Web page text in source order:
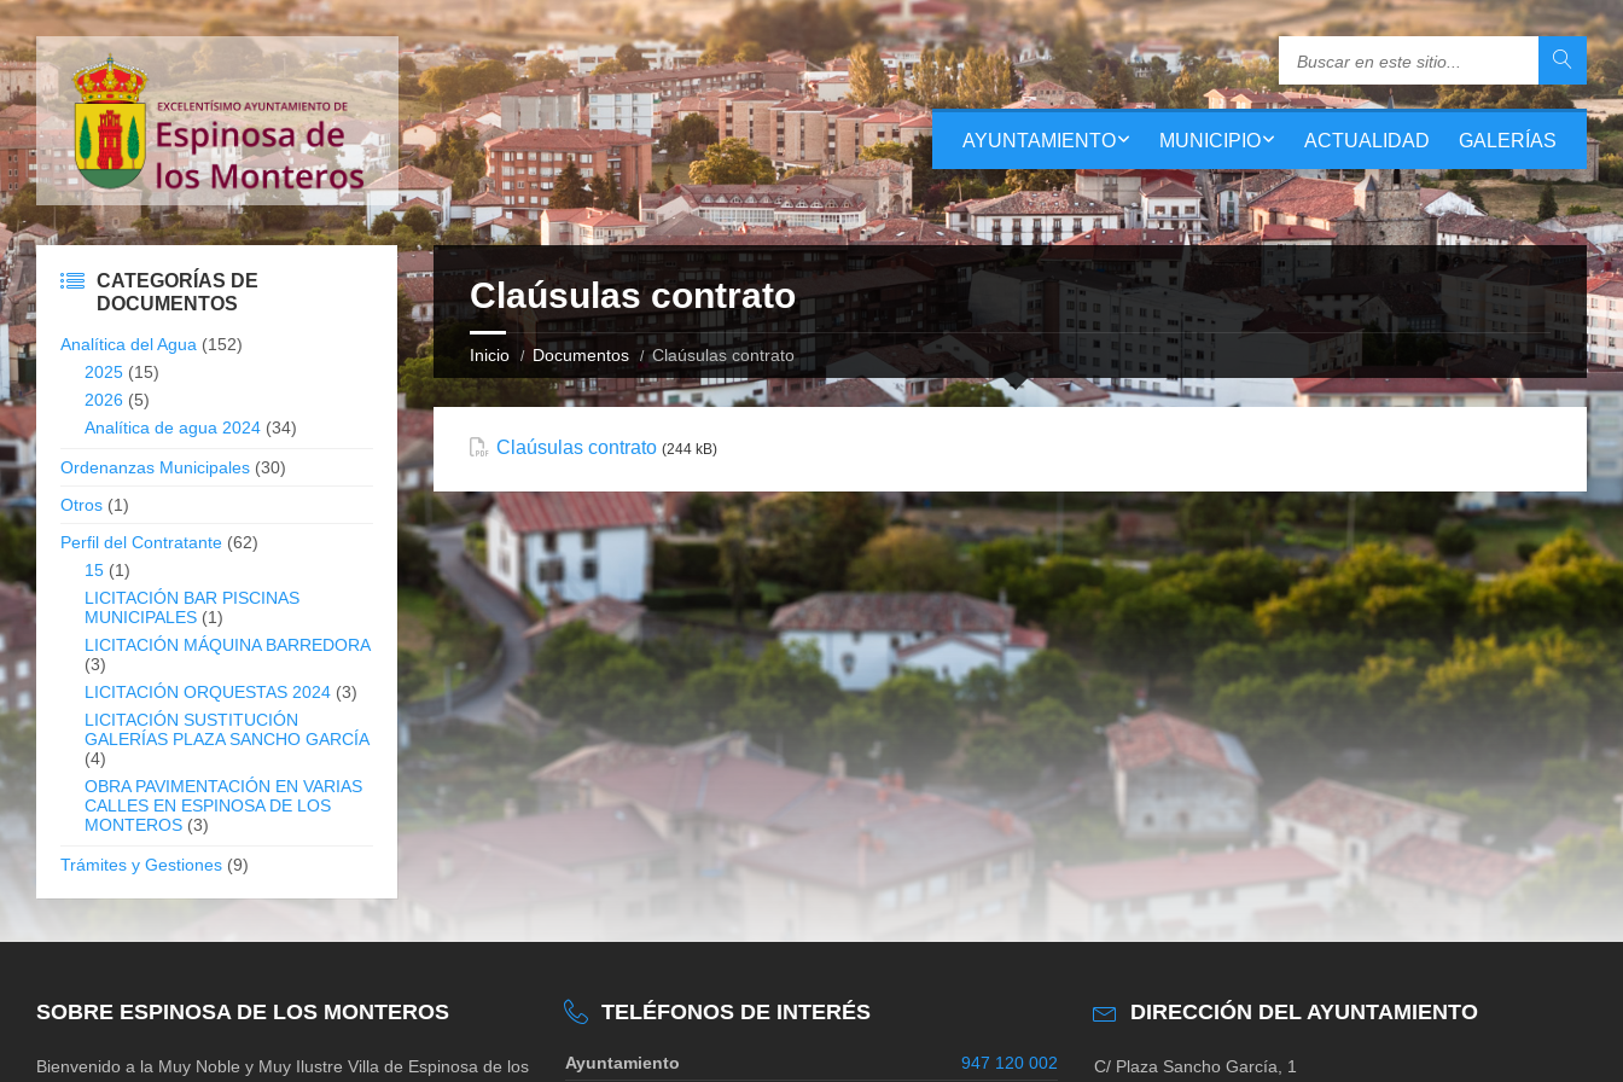
AYUNTAMIENTO MUNICIPIO ACTUALIDAD GALERÍAS
Claúsulas contrato
Inicio Documentos Claúsulas contrato
Claúsulas contrato (244 kB)
CATEGORÍAS DE
DOCUMENTOS
Analítica del Agua (152)
2025 (15)
2026 (5)
Analítica de agua 2024 (34)
Ordenanzas Municipales (30)
Otros (1)
Perfil del Contratante (62)
15 (1)
LICITACIÓN BAR PISCINAS
MUNICIPALES (1)
LICITACIÓN MÁQUINA BARREDORA
(3)
LICITACIÓN ORQUESTAS 2024 (3)
LICITACIÓN SUSTITUCIÓN
GALERÍAS PLAZA SANCHO GARCÍA
(4)
OBRA PAVIMENTACIÓN EN VARIAS
CALLES EN ESPINOSA DE LOS
MONTEROS (3)
Trámites y Gestiones (9)
SOBRE ESPINOSA DE LOS MONTEROS
Bienvenido a la Muy Noble y Muy Ilustre Villa de Espinosa de los
TELÉFONOS DE INTERÉS
Ayuntamiento 947 120 002
DIRECCIÓN DEL AYUNTAMIENTO
C/ Plaza Sancho García, 1